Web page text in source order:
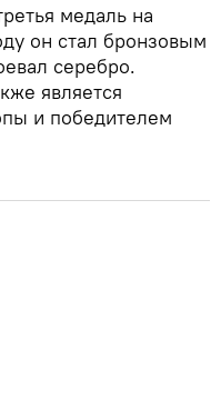
медаль на
он стал бронзовым
серебро.
является
и победителем